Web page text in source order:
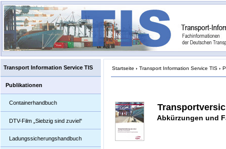
Transport Information Service TIS
Publikationen
Containerhandbuch
DTV-Film „Siebzig sind zuviel“
Ladungssicherungshandbuch
Startseite › Transport Information Service TIS ›
Abkürzungen und